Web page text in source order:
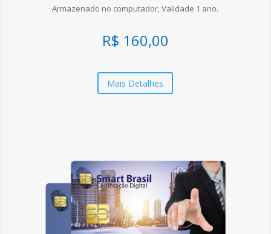
Armazenado no computador, Validade 1 ano.
R$ 160,00
Mais Detalhes